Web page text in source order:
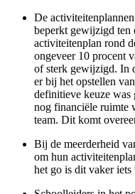
De
beperkt gewijzigd ten
activiteitenplan rond
ongeveer 10 procent
of sterk gewijzigd. In
er bij het opstellen
definitieve keuze was
nog financiële ruimte
team. Dit komt
Bij de meerderheid
om hun
het go is dit vaker